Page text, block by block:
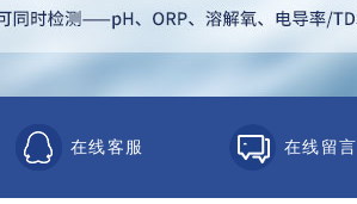
在线客服 在线留言